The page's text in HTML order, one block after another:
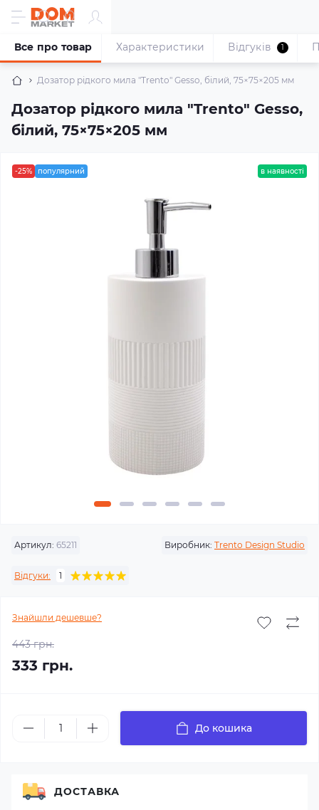
Дозатор рідкого мила "Trento" Gesso, білий, 75×75×205 мм
Дозатор рідкого мила "Trento" Gesso,
білий, 75×75×205 мм
Все про товар Характеристики Відгуків 1
-25% популярний в наявності
Артикул: 65211 Виробник: Trento Design Studio
Відгуки: 1
Знайшли дешевше?
443 грн.
333 грн.
До кошика
ДОСТАВКА